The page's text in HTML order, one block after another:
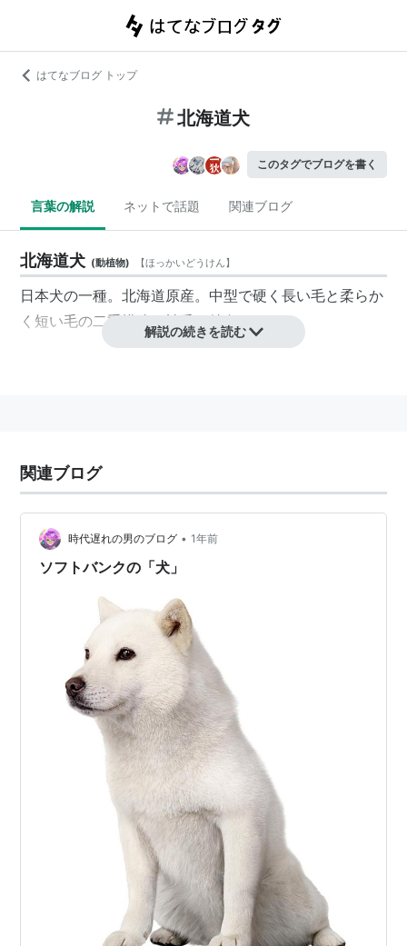
はてなブログ トップ
北海道犬
このタグでブログを書く
言葉の解説 ネットで話題 関連ブログ
北海道犬 (動植物) 【ほっかいどうけん】
日本犬の一種。北海道原産。中型で硬く長い毛と柔らか
く短い毛の二重構造の被毛が特色である。
解説の続きを読む
関連ブログ
時代遅れの男のブログ • 1年前
ソフトバンクの「犬」